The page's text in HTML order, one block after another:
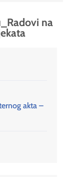
na
akta –